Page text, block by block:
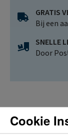
GRATIS
Bij een
SNELLE
Door
Cookie